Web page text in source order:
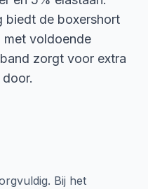
biedt de boxershort
met voldoende
zorgt voor extra
Bij het